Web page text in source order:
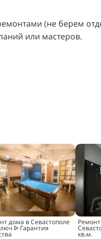
(не берем
или мастеров.
дома в Севастополе
ᐉ Гарантия
кв.м.